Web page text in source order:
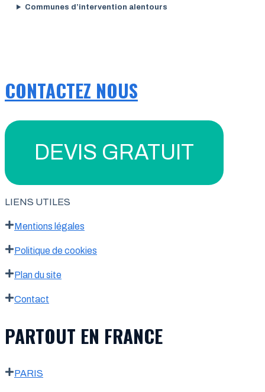
Communes d’intervention alentours
CONTACTEZ NOUS
DEVIS GRATUIT
LIENS UTILES
Mentions légales
Politique de cookies
Plan du site
Contact
PARTOUT EN FRANCE
PARIS